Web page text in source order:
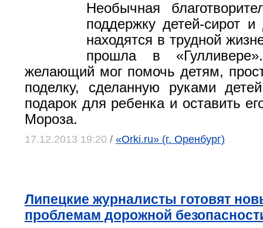
Необычная
поддержку детей-сирот и
находятся в трудной
прошла в
желающий мог помочь детям,
поделку, сделанную руками
подарок для ребенка и оставить
Мороза.
17.12.2013 19:20 / «Orki.ru» (г. Оренбург)
Липецкие журналисты готовят
проблемам дорожной